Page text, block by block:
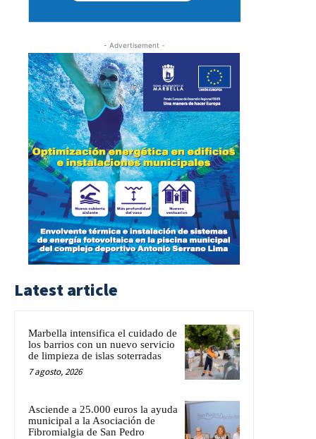
- Advertisement -
Latest article
Marbella intensifica el cuidado de
los barrios con un nuevo servicio
de limpieza de islas soterradas
7 agosto, 2026
Asciende a 25.000 euros la ayuda
municipal a la Asociación de
Fibromialgia de San Pedro